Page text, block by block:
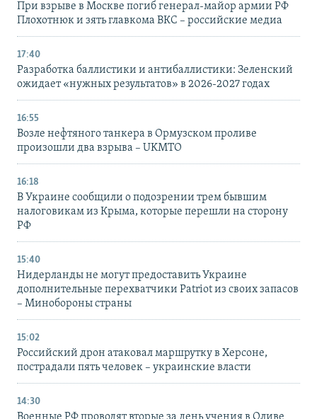
При взрыве в Москве погиб генерал-майор армии РФ
Плохотнюк и зять главкома ВКС – российские медиа
17:40
Разработка баллистики и антибаллистики: Зеленский
ожидает «нужных результатов» в 2026-2027 годах
16:55
Возле нефтяного танкера в Ормузском проливе
произошли два взрыва – UKMTO
16:18
В Украине сообщили о подозрении трем бывшим
налоговикам из Крыма, которые перешли на сторону
РФ
15:40
Нидерланды не могут предоставить Украине
дополнительные перехватчики Patriot из своих запасов
– Минобороны страны
15:02
Российский дрон атаковал маршрутку в Херсоне,
пострадали пять человек – украинские власти
14:30